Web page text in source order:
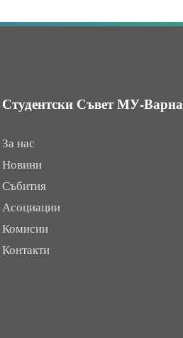
Студентски Съвет МУ-Варна
За нас
Новини
Събития
Асоциации
Комисии
Контакти